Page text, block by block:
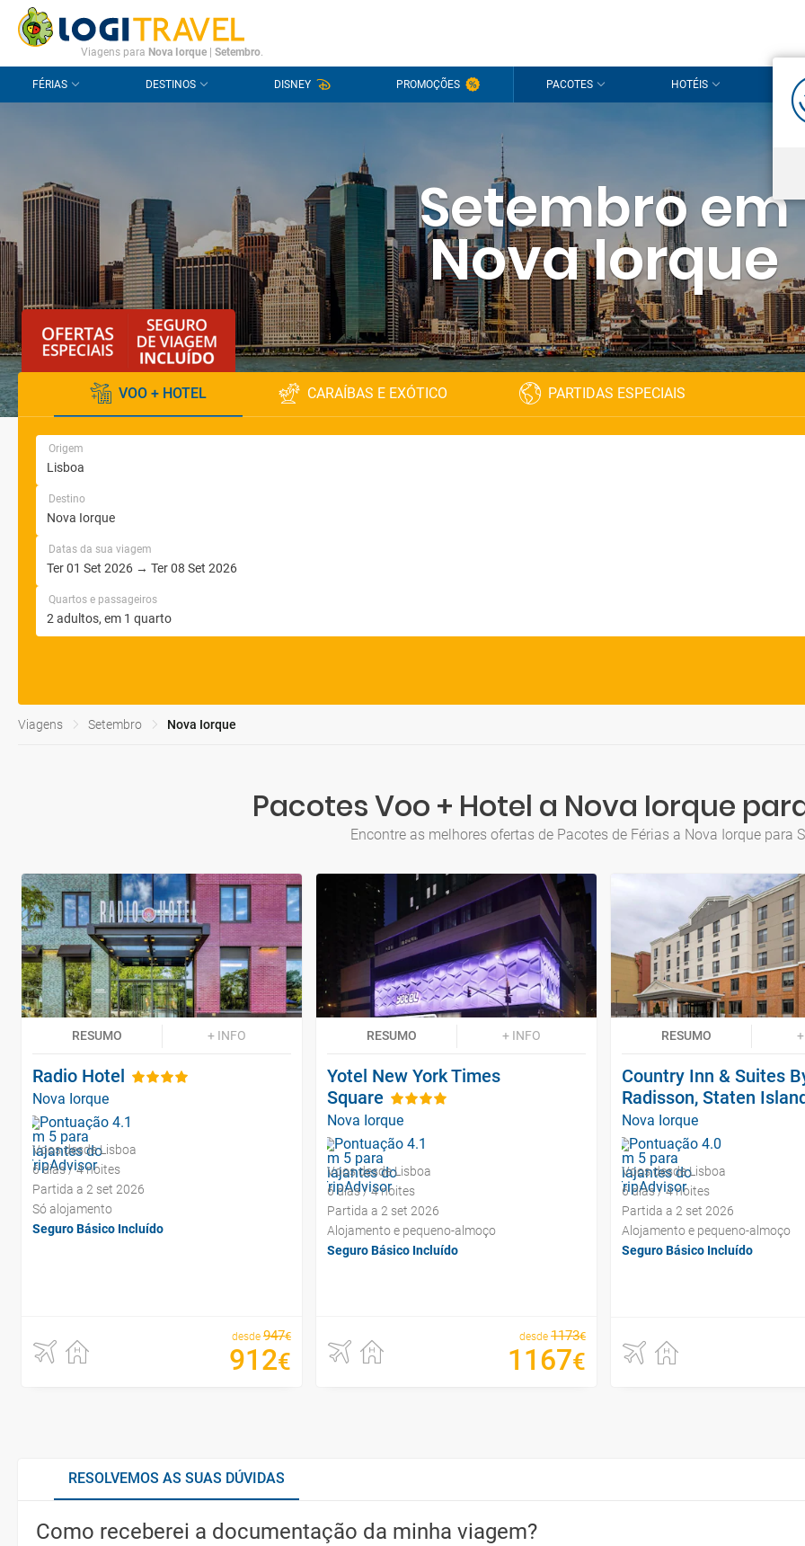
CONTACTO PERGUNTAS FREQUENTES
Viagens para Nova Iorque Setembro.
É um
Inicie
Ainda não
FÉRIAS DESTINOS DISNEY PROMOÇÕES PACOTES HOTÉIS
Setembro em
Nova Iorque
VOO + HOTEL CARAÍBAS E EXÓTICO PARTIDAS ESPECIAIS
Origem
Destino
Datas da sua viagem
Quartos e passageiros
Viagens Setembro Nova Iorque
Pacotes Voo + Hotel a Nova Iorque
Encontre as melhores ofertas de Pacotes de Férias a Nova Iorque para
RESUMO + INFO
Radio Hotel
Nova Iorque
Voos desde Lisboa
6 dias / 4 noites
Partida a 2 set 2026
Só alojamento
Seguro Básico Incluído
desde 947€
912€
RESUMO + INFO
Yotel New York Times
Square
Nova Iorque
Voos desde Lisboa
6 dias / 4 noites
Partida a 2 set 2026
Alojamento e pequeno-almoço
Seguro Básico Incluído
desde 1173€
1167€
RESUMO
Country Inn & Suites
Radisson, Staten
Nova Iorque
Voos desde Lisboa
6 dias / 4 noites
Partida a 2 set 2026
Alojamento e pequeno-almoço
Seguro Básico Incluído
RESOLVEMOS AS SUAS DÚVIDAS
Como receberei a documentação da minha viagem?